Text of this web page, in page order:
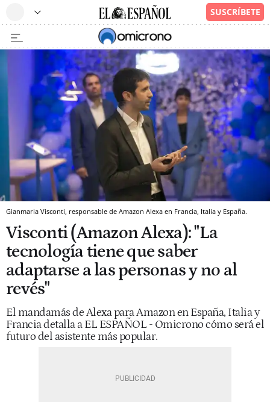
Gianmaria Visconti, responsable de Amazon Alexa en Francia, Italia y España.
Visconti (Amazon Alexa): "La
tecnología tiene que saber
adaptarse a las personas y no al
revés"
El mandamás de Alexa para Amazon en España, Italia y
Francia detalla a EL ESPAÑOL - Omicrono cómo será el
futuro del asistente más popular.